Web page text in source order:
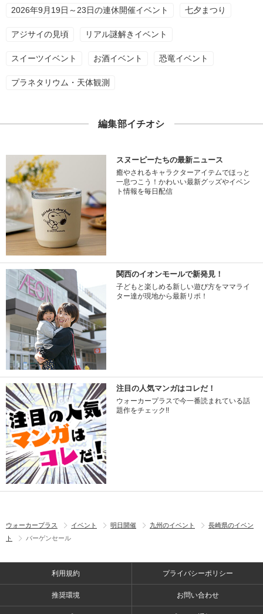
2026年9月19日～23日の連休開催イベント 七夕まつり
アジサイの見頃 リアル謎解きイベント
スイーツイベント お酒イベント 恐竜イベント
プラネタリウム・天体観測
編集部イチオシ
スヌーピーたちの最新ニュース
癒やされるキャラクターアイテムでほっと
一息つこう！かわいい最新グッズやイベン
ト情報を毎日配信
関西のイオンモールで新発見！
子どもと楽しめる新しい遊び方をママライ
ター達が現地から最新リポ！
注目の人気マンガはコレだ！
ウォーカープラスで今一番読まれている話
題作をチェック!!
ウォーカープラス イベント 明日開催 九州のイベント
長崎県のイベン
ト
バーゲンセール
利用規約 プライバシーポリシー
推奨環境 お問い合わせ